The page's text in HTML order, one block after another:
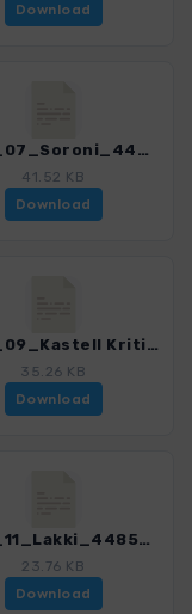
Download
Rhod_07_Soroni_4485_2.gpx
41.52 KB
Download
Rhod_09_Kastell Kritinia_4485_2.gpx
35.26 KB
Download
Rhod_11_Lakki_4485_2.gpx
23.76 KB
Download